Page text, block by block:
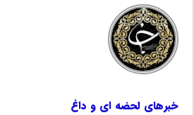
خبرهای لحضه ای و داغ